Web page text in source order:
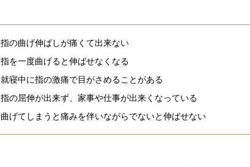
指の曲げ伸ばしが痛くて出来ない
指を一度曲げると伸ばせなくなる
就寝中に指の激痛で目がさめることがある
指の屈伸が出来ず、家事や仕事が出来くなっている
曲げてしまうと痛みを伴いながらでないと伸ばせない